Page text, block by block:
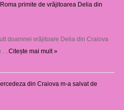
primite de vrăjitoarea Delia din
doamnei vrăjitoare Delia din Craiova
… Citește mai mult »
din Craiova m-a salvat de